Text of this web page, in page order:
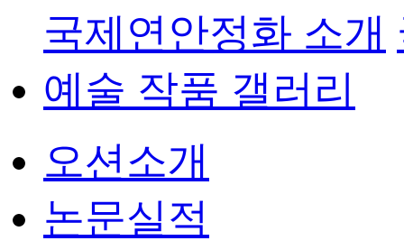
국제연안정화 소개
예술 작품 갤러리
오션소개
논문실적